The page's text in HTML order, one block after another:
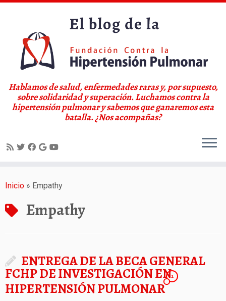
Hablamos de salud, enfermedades raras y, por supuesto,
sobre solidaridad y superación. Luchamos contra la
hipertensión pulmonar y sabemos que ganaremos esta
batalla. ¿Nos acompañas?
Inicio » Empathy
Empathy
ENTREGA DE LA BECA GENERAL
FCHP DE INVESTIGACIÓN EN
HIPERTENSIÓN PULMONAR
2